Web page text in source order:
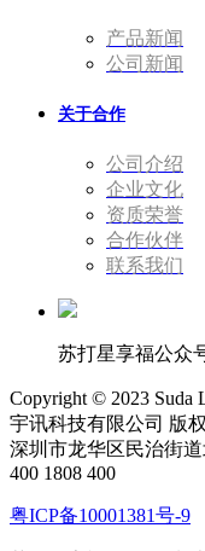
产品新闻
公司新闻
关于合作
公司介绍
企业文化
资质荣誉
合作伙伴
联系我们
苏打星享福公众
Copyright © 2023 Suda
宇讯科技有限公司 版
深圳市龙华区民治街
400 1808 400
粤ICP备10001381号-9